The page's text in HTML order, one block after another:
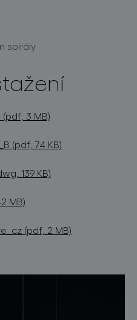
spirály
3 MB)
(pdf, 74 KB)
139 KB)
MB)
(pdf, 2 MB)